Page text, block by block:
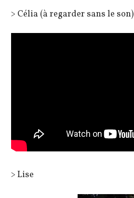
> Célia (à regarder sans le son)
> Lise